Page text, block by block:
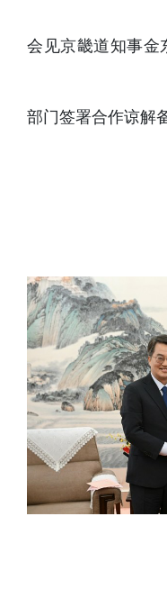
会见京畿道知事金
部门签署合作谅解